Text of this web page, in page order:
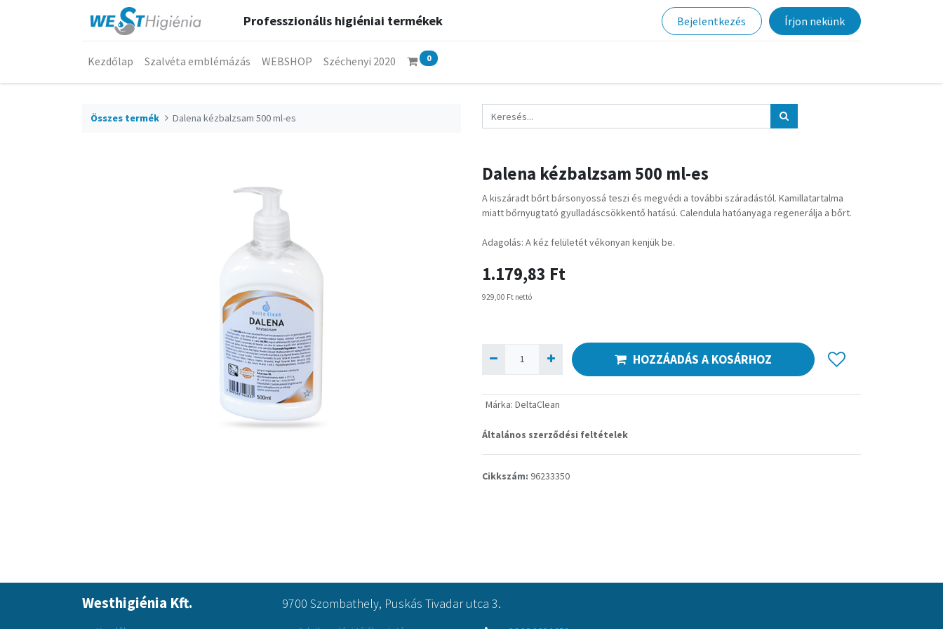
Professzionális higiéniai termékek Bejelentkezés Írjon nekünk
Kezdőlap Szalvéta emblémázás WEBSHOP Széchenyi 2020 0
Összes termék Dalena kézbalzsam 500 ml-es
Dalena kézbalzsam 500 ml-es
A kiszáradt bőrt bársonyossá teszi és megvédi a további száradástól. Kamillatartalma
miatt bőrnyugtató gyulladáscsökkentő hatású. Calendula hatóanyaga regenerálja a bőrt.
Adagolás: A kéz felületét vékonyan kenjük be.
1.179,83 Ft
929,00 Ft nettó
HOZZÁADÁS A KOSÁRHOZ
Márka: DeltaClean
Általános szerződési feltételek
Cikkszám: 96233350
Westhigiénia Kft. 9700 Szombathely, Puskás Tivadar utca 3.